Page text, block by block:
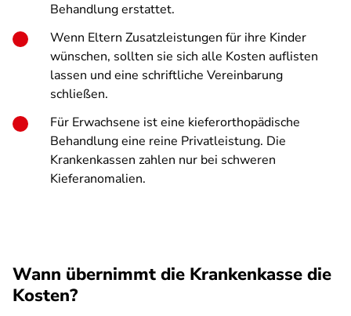
Behandlung erstattet.
Wenn Eltern Zusatzleistungen für ihre Kinder
wünschen, sollten sie sich alle Kosten auflisten
lassen und eine schriftliche Vereinbarung
schließen.
Für Erwachsene ist eine kieferorthopädische
Behandlung eine reine Privatleistung. Die
Krankenkassen zahlen nur bei schweren
Kieferanomalien.
Wann übernimmt die Krankenkasse die
Kosten?